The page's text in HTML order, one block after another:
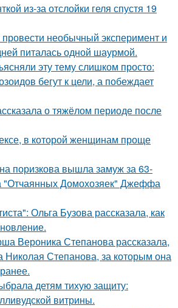
из-за отслойки геля спустя 19
необычный эксперимент и
питалась одной шаурмой.
эту тему слишком просто:
бегут к цели, а побеждает
о тяжёлом периоде после
в которой женщинам проще
поризкова вышла замуж за 63-
"Отчаянных Домохозяек" Джеффа
Ольга Бузова рассказала, как
Вероника Степанова рассказала,
Николая Степанова, за которым она
детям тихую защиту:
витрины.